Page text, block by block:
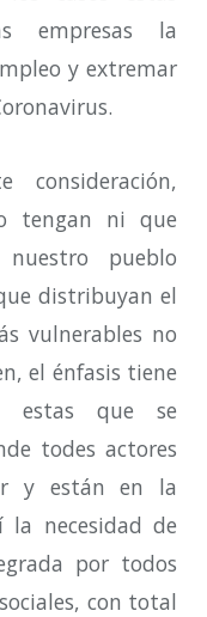
empresas la
y extremar
tengan ni que
pueblo
distribuyan el
vulnerables no
el énfasis tiene
estas que se
todes actores
y están en la
necesidad de
por todos
con total